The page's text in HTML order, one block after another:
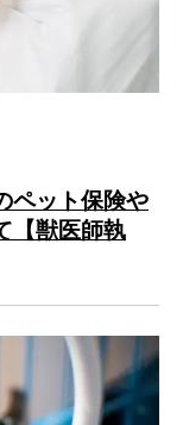
ペット保険や
【獣医師執